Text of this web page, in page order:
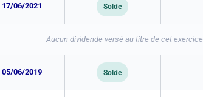
17/06/2021 Solde
Aucun dividende versé au titre de cet exercice
05/06/2019 Solde